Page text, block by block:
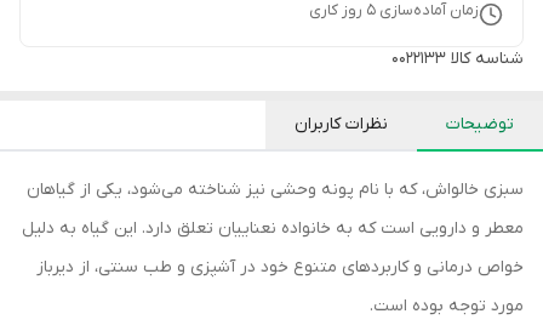
زمان آماده‌سازی 5 روز کاری
شناسه کالا 0022133
توضیحات نظرات کاربران
سبزی خالواش، که با نام پونه وحشی نیز شناخته می‌شود، یکی از گیاهان
معطر و دارویی است که به خانواده نعناییان تعلق دارد. این گیاه به دلیل
خواص درمانی و کاربردهای متنوع خود در آشپزی و طب سنتی، از دیرباز
مورد توجه بوده است.